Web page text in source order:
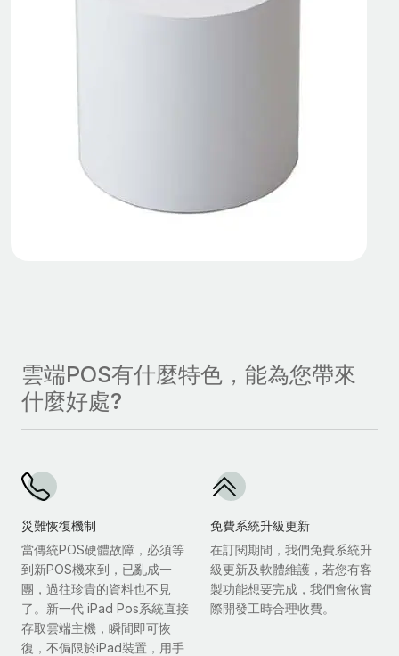
雲端POS有什麼特色，能為您帶來
什麼好處?
災難恢復機制
當傳統POS硬體故障，必須等
到新POS機來到，已亂成一
團，過往珍貴的資料也不見
了。新一代 iPad Pos系統直接
存取雲端主機，瞬間即可恢
復，不侷限於iPad裝置，用手
免費系統升級更新
在訂閱期間，我們免費系統升
級更新及軟體維護，若您有客
製功能想要完成，我們會依實
際開發工時合理收費。